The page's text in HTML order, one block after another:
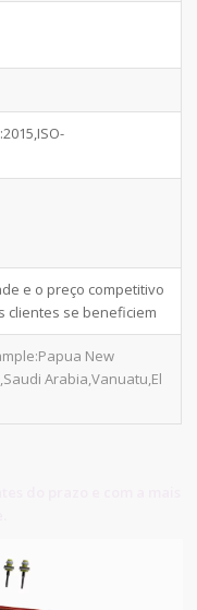
e o preço competitivo
clientes se beneficiem
New
Arabia,Vanuatu,El